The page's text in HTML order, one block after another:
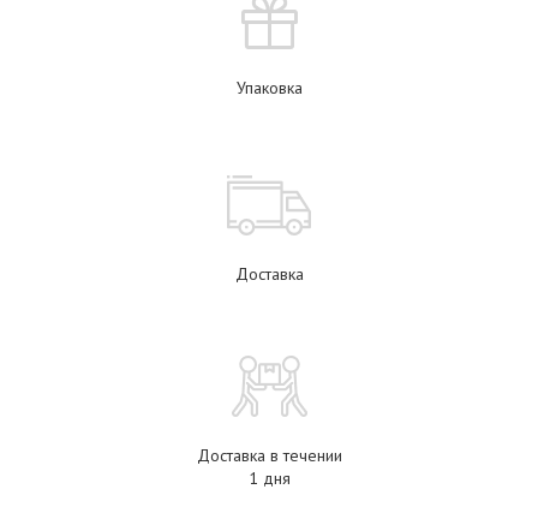
Упаковка
Доставка
Доставка в течении
1 дня